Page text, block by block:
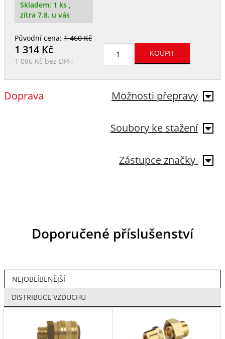
Skladem: 1 ks ,
zítra 7.8. u vás
Původní cena:1 460 Kč
1 314Kč
1 086 Kč bez DPH
Možnosti přepravy
Doprava
Soubory ke stažení
Zástupce značky
Doporučené příslušenství
NEJOBLÍBENĚJŠÍ
DISTRIBUCE VZDUCHU